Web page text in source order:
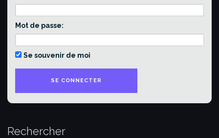
Mot de passe:
Se souvenir de moi
Rechercher